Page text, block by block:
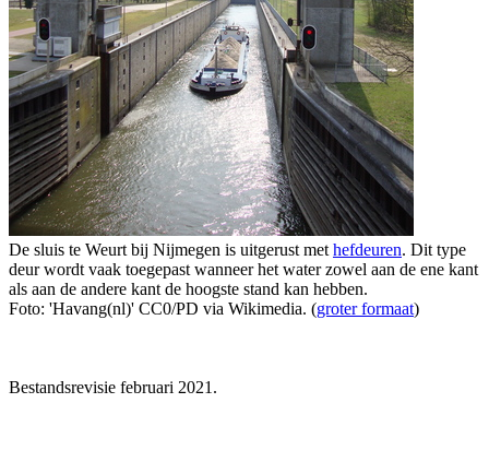
De sluis te Weurt bij Nijmegen is uitgerust met hefdeuren. Dit type
deur wordt vaak toegepast wanneer het water zowel aan de ene kant
als aan de andere kant de hoogste stand kan hebben.
Foto: 'Havang(nl)' CC0/PD via Wikimedia. (groter formaat)
Bestandsrevisie februari 2021.